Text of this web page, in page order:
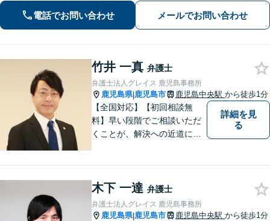
ております【市役所前2分】【休日・夜
間面談OKも可能】
電話でお問い合わせ メールでお問い合わせ
竹井 一真 弁護士
弁護士法人グレイス 鹿児島事務所
鹿児島県|鹿児島市 鹿児島中央駅 から徒歩1分
【全国対応】【初回相談無
料】早い段階でご相談いただ
くことが、解決への近道にな
どんなご相談でも、どうぞお
気軽にお声がけください。
【電話・WEB相談も対応可
詳細を見
る
木下 一達 弁護士
弁護士法人グレイス 鹿児島事務所
鹿児島県|鹿児島市 鹿児島中央駅 から徒歩1分